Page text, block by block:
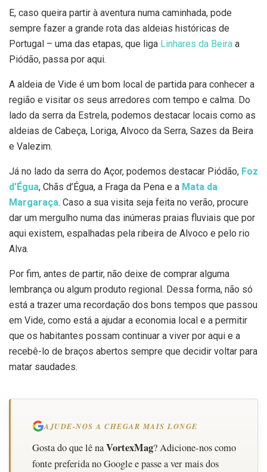
E, caso queira partir à aventura numa caminhada, pode
sempre fazer a grande rota das aldeias históricas de
Portugal – uma das etapas, que liga Linhares da Beira a
Piódão, passa por aqui.
A aldeia de Vide é um bom local de partida para conhecer a
região e visitar os seus arredores com tempo e calma. Do
lado da serra da Estrela, podemos destacar locais como as
aldeias de Cabeça, Loriga, Alvoco da Serra, Sazes da Beira
e Valezim.
Já no lado da serra do Açor, podemos destacar Piódão, Foz
d’Égua, Chãs d’Égua, a Fraga da Pena e a Mata da
Margaraça. Caso a sua visita seja feita no verão, procure
dar um mergulho numa das inúmeras praias fluviais que por
aqui existem, espalhadas pela ribeira de Alvoco e pelo rio
Alva.
Por fim, antes de partir, não deixe de comprar alguma
lembrança ou algum produto regional. Dessa forma, não só
está a trazer uma recordação dos bons tempos que passou
em Vide, como está a ajudar a economia local e a permitir
que os habitantes possam continuar a viver por aqui e a
recebê-lo de braços abertos sempre que decidir voltar para
matar saudades.
AJUDE-NOS A CHEGAR MAIS LONGE
Gosta do que lê naVortexMag? Adicione-nos como
fonte preferida no Google e passe a ver mais dos